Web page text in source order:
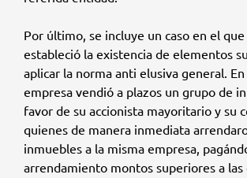
Por último, se incluye un caso en el que
estableció la existencia de elementos
aplicar la norma anti elusiva general.
empresa vendió a plazos un grupo de
favor de su accionista mayoritario y su
quienes de manera inmediata
inmuebles a la misma empresa,
arrendamiento montos superiores a las